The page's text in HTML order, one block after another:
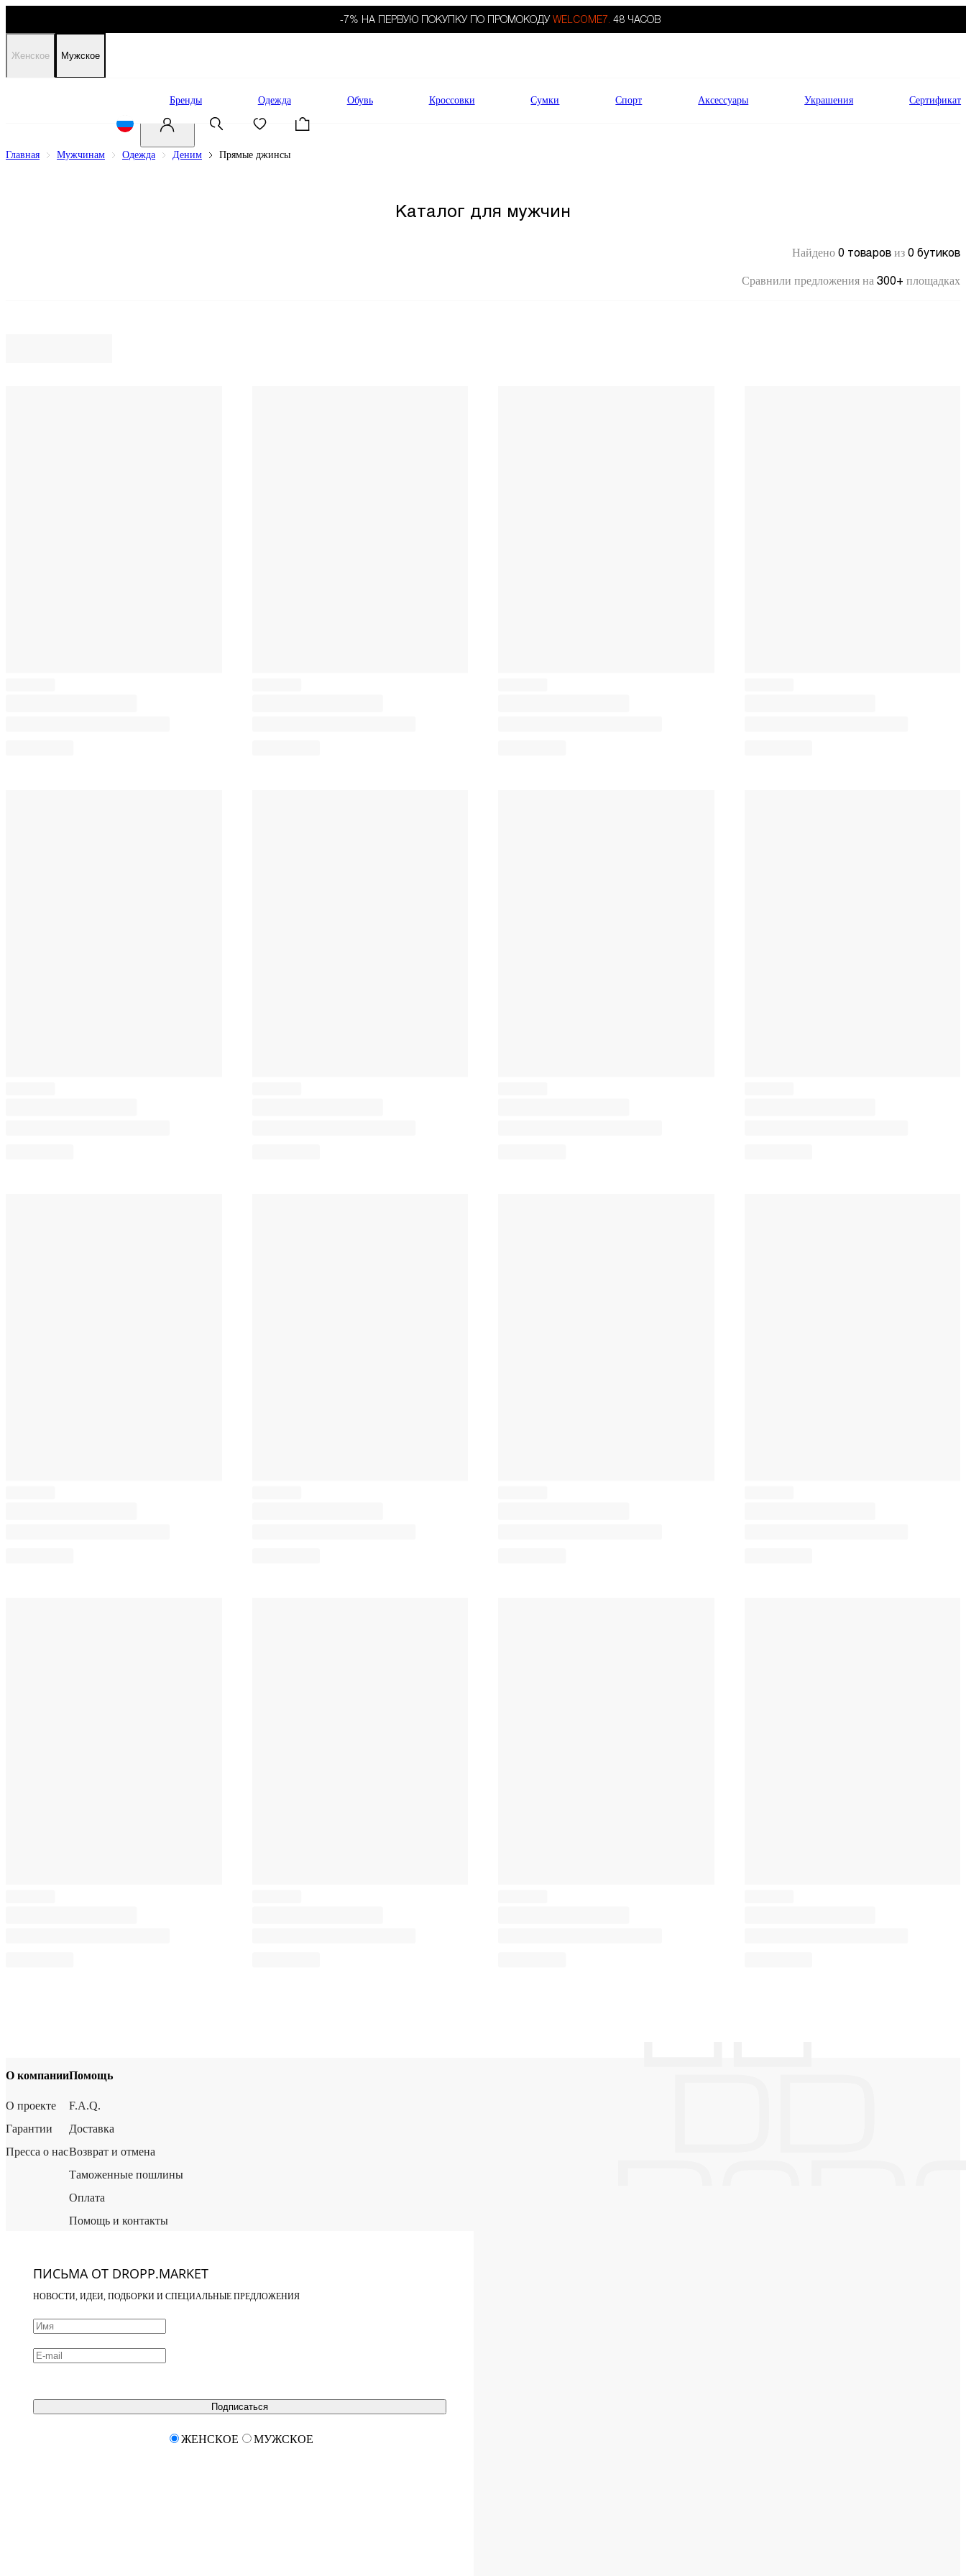
-7% НА ПЕРВУЮ ПОКУПКУ ПО ПРОМОКОДУ WELCOME7. 48 ЧАСОВ
Женское Мужское
Бренды Одежда Обувь Кроссовки Сумки Спорт Аксессуары Украшения Сертификат
Главная Мужчинам Одежда Деним Прямые джинсы
Каталог для мужчин
Найдено 0 товаров из 0 бутиков
Сравнили предложения на 300+ площадках
О компании
О проекте
Гарантии
Пресса о нас
Помощь
F.A.Q.
Доставка
Возврат и отмена
Таможенные пошлины
Оплата
Помощь и контакты
ПИСЬМА ОТ DROPP.MARKET
НОВОСТИ, ИДЕИ, ПОДБОРКИ И СПЕЦИАЛЬНЫЕ ПРЕДЛОЖЕНИЯ
Подписаться
ЖЕНСКОЕ МУЖСКОЕ